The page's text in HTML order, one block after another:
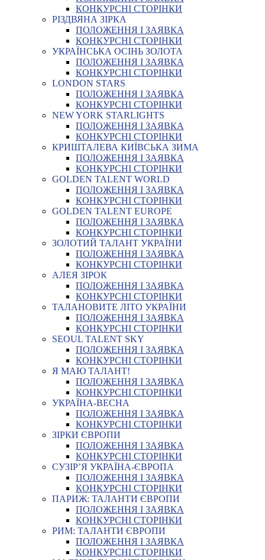
КОНКУРСНІ СТОРІНКИ
РІЗДВЯНА ЗІРКА
ПОЛОЖЕННЯ І ЗАЯВКА
КОНКУРСНІ СТОРІНКИ
УКРАЇНСЬКА ОСІНЬ ЗОЛОТА
ПОЛОЖЕННЯ І ЗАЯВКА
КОНКУРСНІ СТОРІНКИ
LONDON STARS
ПОЛОЖЕННЯ І ЗАЯВКА
КОНКУРСНІ СТОРІНКИ
NEW YORK STARLIGHTS
ПОЛОЖЕННЯ І ЗАЯВКА
КОНКУРСНІ СТОРІНКИ
КРИШТАЛЕВА КИЇВСЬКА ЗИМА
ПОЛОЖЕННЯ І ЗАЯВКА
КОНКУРСНІ СТОРІНКИ
GOLDEN TALENT WORLD
ПОЛОЖЕННЯ І ЗАЯВКА
КОНКУРСНІ СТОРІНКИ
GOLDEN TALENT EUROPE
ПОЛОЖЕННЯ І ЗАЯВКА
КОНКУРСНІ СТОРІНКИ
ЗОЛОТИЙ ТАЛАНТ УКРАЇНИ
ПОЛОЖЕННЯ І ЗАЯВКА
КОНКУРСНІ СТОРІНКИ
АЛЕЯ ЗІРОК
ПОЛОЖЕННЯ І ЗАЯВКА
КОНКУРСНІ СТОРІНКИ
ТАЛАНОВИТЕ ЛІТО УКРАЇНИ
ПОЛОЖЕННЯ І ЗАЯВКА
КОНКУРСНІ СТОРІНКИ
SEOUL TALENT SKY
ПОЛОЖЕННЯ І ЗАЯВКА
КОНКУРСНІ СТОРІНКИ
Я МАЮ ТАЛАНТ!
ПОЛОЖЕННЯ І ЗАЯВКА
КОНКУРСНІ СТОРІНКИ
УКРАЇНА-ВЕСНА
ПОЛОЖЕННЯ І ЗАЯВКА
КОНКУРСНІ СТОРІНКИ
ЗІРКИ ЄВРОПИ
ПОЛОЖЕННЯ І ЗАЯВКА
КОНКУРСНІ СТОРІНКИ
СУЗІР’Я УКРАЇНА-ЄВРОПА
ПОЛОЖЕННЯ І ЗАЯВКА
КОНКУРСНІ СТОРІНКИ
ПАРИЖ: ТАЛАНТИ ЄВРОПИ
ПОЛОЖЕННЯ І ЗАЯВКА
КОНКУРСНІ СТОРІНКИ
РИМ: ТАЛАНТИ ЄВРОПИ
ПОЛОЖЕННЯ І ЗАЯВКА
КОНКУРСНІ СТОРІНКИ